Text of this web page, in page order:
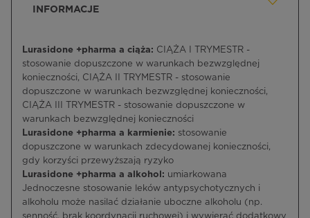
INFORMACJE
Lurasidone +pharma a ciąża: CIĄŻA I TRYMESTR -
stosowanie dopuszczone w warunkach bezwzględnej
konieczności, CIĄŻA II TRYMESTR - stosowanie
dopuszczone w warunkach bezwzględnej konieczności,
CIĄŻA III TRYMESTR - stosowanie dopuszczone w
warunkach bezwzględnej konieczności
Lurasidone +pharma a karmienie: stosowanie
dopuszczone w warunkach zdecydowanej konieczności,
gdy korzyści przewyższają ryzyko
Lurasidone +pharma a alkohol: umiarkowana
Jednoczesne stosowanie leków antypsychotycznych i
alkoholu może nasilać działanie uboczne alkoholu (np.